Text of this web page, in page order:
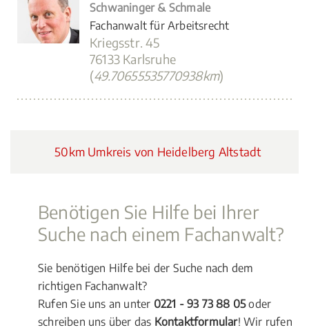
Schwaninger & Schmale
Fachanwalt für Arbeitsrecht
Kriegsstr. 45
76133 Karlsruhe
(49.70655535770938km)
50km Umkreis von Heidelberg Altstadt
Benötigen Sie Hilfe bei Ihrer
Suche nach einem Fachanwalt?
Sie benötigen Hilfe bei der Suche nach dem
richtigen Fachanwalt?
Rufen Sie uns an unter 0221 - 93 73 88 05oder
schreiben uns über das Kontaktformular! Wir rufen